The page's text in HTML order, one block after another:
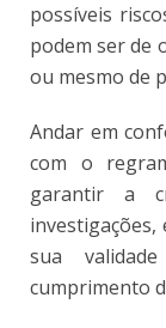
possíveis
podem ser de
ou mesmo de
Andar em
com o
garantir a
sua
cumprimento